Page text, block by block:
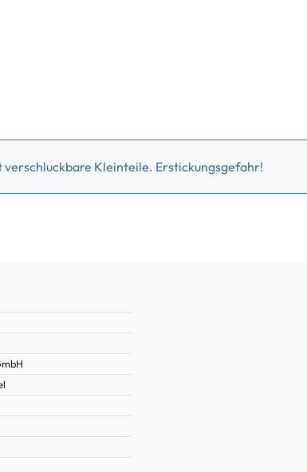
Kleinteile. Erstickungsgefahr!